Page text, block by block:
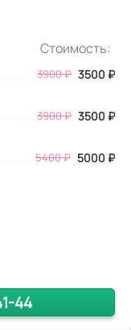
Стоимость:
3900₽ 3500 ₽
3900 ₽ 3500 ₽
5400 ₽ 5000 ₽
44